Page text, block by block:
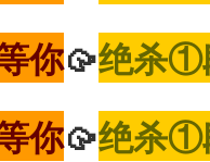
你🥠绝杀①
你🥠绝杀①